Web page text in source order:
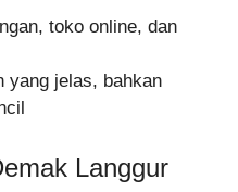
toko online, dan
yang jelas, bahkan
Langgur